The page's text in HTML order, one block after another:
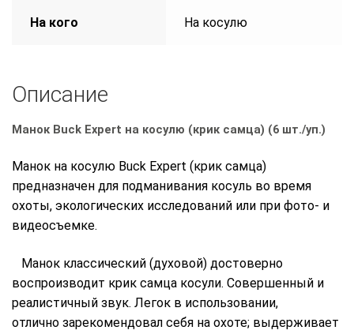
На кого На косулю
Описание
Манок Buck Expert на косулю (крик самца) (6 шт./уп.)
Манок на косулю Buck Expert (крик самца)
предназначен для подманивания косуль во время
охоты, экологических исследований или при фото- и
видеосъемке.
Манок классический (духовой) достоверно
воспроизводит крик самца косули. Совершенный и
реалистичный звук. Легок в использовании,
отлично зарекомендовал себя на охоте; выдерживает